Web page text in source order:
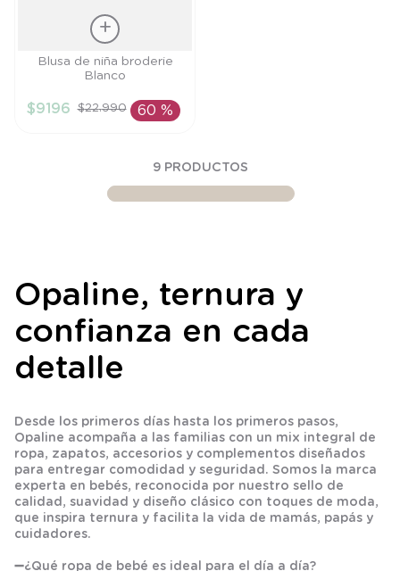
Talla
AÑADIR AL
Blusa de niña broderie
Blanco
$9196 $22.990 60 %
9 PRODUCTOS
Opaline, ternura y
confianza en cada
detalle
Desde los primeros días hasta los primeros pasos,
Opaline acompaña a las familias con un mix integral de
ropa, zapatos, accesorios y complementos diseñados
para entregar comodidad y seguridad. Somos la marca
experta en bebés, reconocida por nuestro sello de
calidad, suavidad y diseño clásico con toques de moda,
que inspira ternura y facilita la vida de mamás, papás y
cuidadores.
➖¿Qué ropa de bebé es ideal para el día a día?